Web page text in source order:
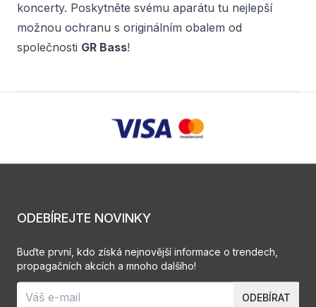
koncerty. Poskytněte svému aparátu tu nejlepší
možnou ochranu s originálním obalem od
společnosti GR Bass!
ODEBÍREJTE NOVINKY
Buďte první, kdo získá nejnovější informace o trendech,
propagačních akcích a mnoho dalšího!
ODEBÍRAT